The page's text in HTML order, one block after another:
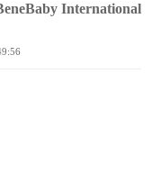
International